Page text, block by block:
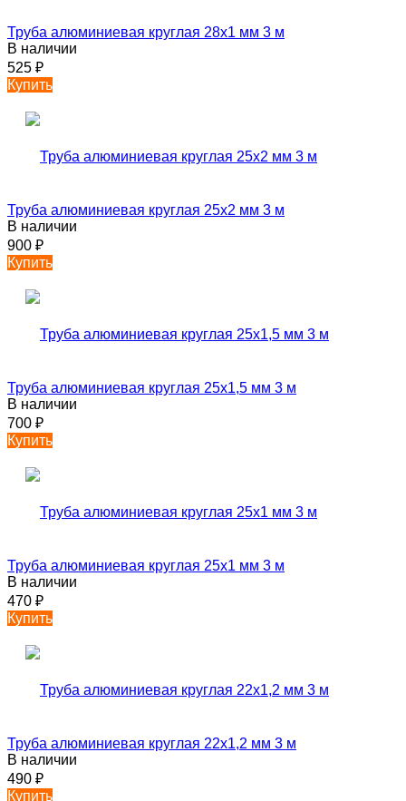
Труба алюминиевая круглая 28х1 мм 3 м
В наличии
525 ₽
Купить
Труба алюминиевая круглая 25х2 мм 3 м
В наличии
900 ₽
Купить
Труба алюминиевая круглая 25х1,5 мм 3 м
В наличии
700 ₽
Купить
Труба алюминиевая круглая 25х1 мм 3 м
В наличии
470 ₽
Купить
Труба алюминиевая круглая 22х1,2 мм 3 м
В наличии
490 ₽
Купить